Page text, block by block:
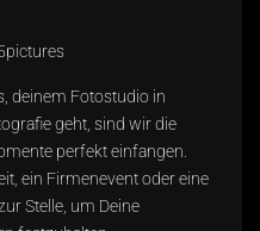
deinem Fotostudio in
geht, sind wir die
perfekt einfangen.
, ein Firmenevent oder eine
Stelle, um Deine